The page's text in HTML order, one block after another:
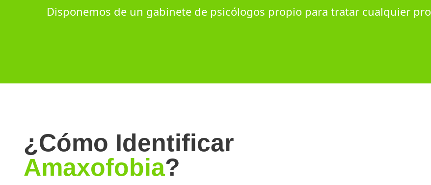
Disponemos de un gabinete de psicólogos propio para tratar cualquier
¿Cómo Identificar
Amaxofobia?